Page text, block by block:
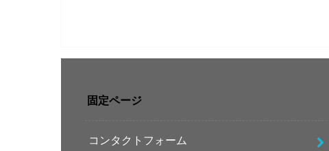
固定ページ
コンタクトフォーム